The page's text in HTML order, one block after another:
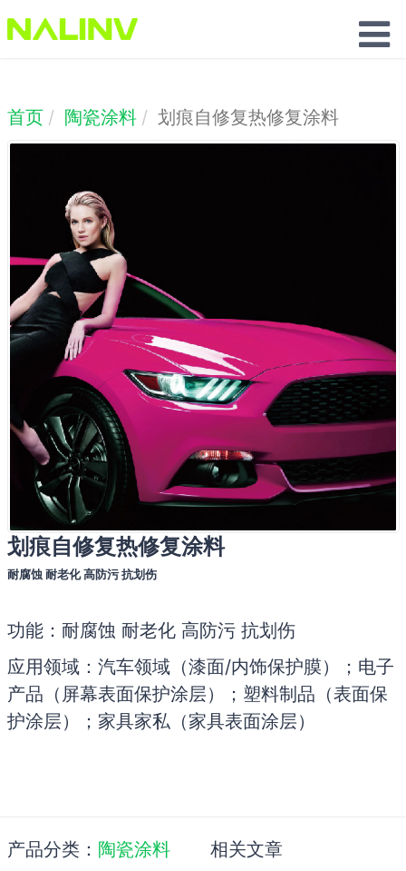
首页 陶瓷涂料 划痕自修复热修复涂料
划痕自修复热修复涂料
耐腐蚀 耐老化 高防污 抗划伤
功能：耐腐蚀 耐老化 高防污 抗划伤
应用领域：汽车领域（漆面/内饰保护膜）；电子
产品（屏幕表面保护涂层）；塑料制品（表面保
护涂层）；家具家私（家具表面涂层）
产品分类： 陶瓷涂料
相关文章